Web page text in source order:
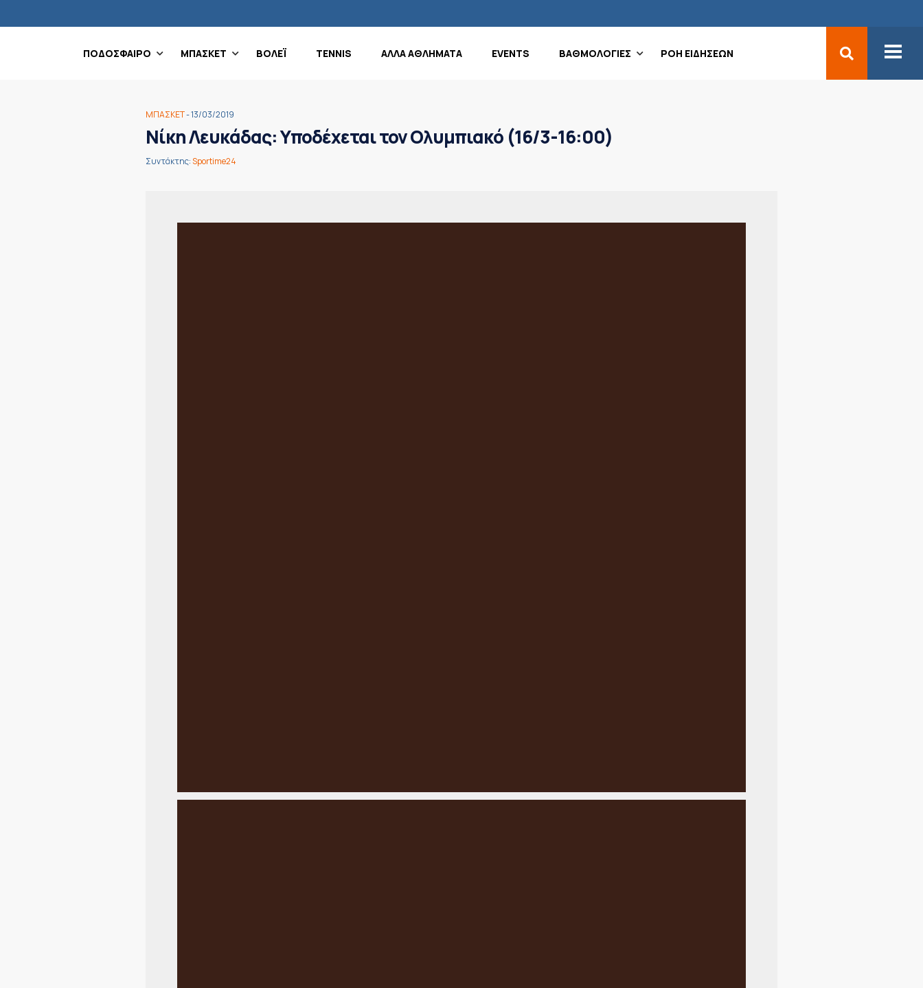
ΠΟΔΟΣΦΑΙΡΟ ΜΠΑΣΚΕΤ ΒΟΛΕΪ TENNIS ΑΛΛΑ ΑΘΛΗΜΑΤΑ EVENTS ΒΑΘΜΟΛΟΓΙΕΣ ΡΟΗ ΕΙΔΗΣΕΩΝ
ΜΠΑΣΚΕΤ- 13/03/2019
Νίκη Λευκάδας: Υποδέχεται τον Ολυμπιακό (16/3-16:00)
Συντάκτης:Sportime24